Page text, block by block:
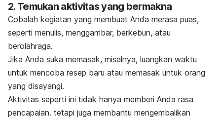
2. Temukan aktivitas yang bermakna
Cobalah kegiatan yang membuat Anda merasa puas,
seperti menulis, menggambar, berkebun, atau
berolahraga.
Jika Anda suka memasak, misalnya, luangkan waktu
untuk mencoba resep baru atau memasak untuk orang
yang disayangi.
Aktivitas seperti ini tidak hanya memberi Anda rasa
pencapaian. tetapi juga membantu mengembalikan